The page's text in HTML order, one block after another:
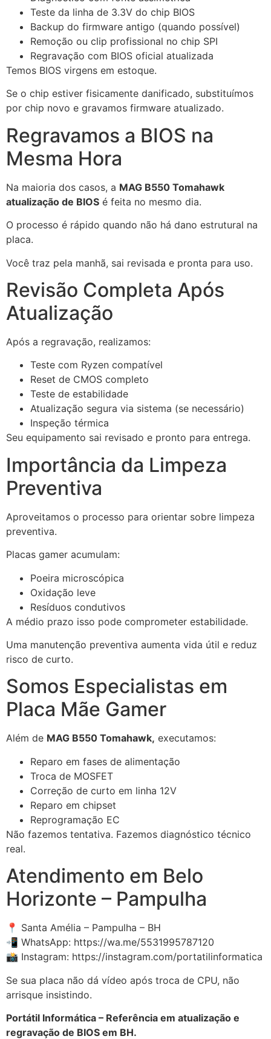
Teste da linha de 3.3V do chip BIOS
Backup do firmware antigo (quando possível)
Remoção ou clip profissional no chip SPI
Regravação com BIOS oficial atualizada
Temos BIOS virgens em estoque.
Se o chip estiver fisicamente danificado, substituímos
por chip novo e gravamos firmware atualizado.
Regravamos a BIOS na
Mesma Hora
Na maioria dos casos, a MAG B550 Tomahawk
atualização de BIOS é feita no mesmo dia.
O processo é rápido quando não há dano estrutural na
placa.
Você traz pela manhã, sai revisada e pronta para uso.
Revisão Completa Após
Atualização
Após a regravação, realizamos:
Teste com Ryzen compatível
Reset de CMOS completo
Teste de estabilidade
Atualização segura via sistema (se necessário)
Inspeção térmica
Seu equipamento sai revisado e pronto para entrega.
Importância da Limpeza
Preventiva
Aproveitamos o processo para orientar sobre limpeza
preventiva.
Placas gamer acumulam:
Poeira microscópica
Oxidação leve
Resíduos condutivos
A médio prazo isso pode comprometer estabilidade.
Uma manutenção preventiva aumenta vida útil e reduz
risco de curto.
Somos Especialistas em
Placa Mãe Gamer
Além de MAG B550 Tomahawk, executamos:
Reparo em fases de alimentação
Troca de MOSFET
Correção de curto em linha 12V
Reparo em chipset
Reprogramação EC
Não fazemos tentativa. Fazemos diagnóstico técnico
real.
Atendimento em Belo
Horizonte – Pampulha
📍 Santa Amélia – Pampulha – BH
📲 WhatsApp: https://wa.me/5531995787120
📸 Instagram: https://instagram.com/portatilinformatica
Se sua placa não dá vídeo após troca de CPU, não
arrisque insistindo.
Portátil Informática – Referência em atualização e
regravação de BIOS em BH.